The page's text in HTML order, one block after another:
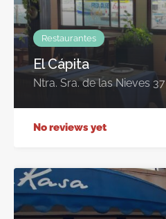
Restaurantes
El Cápita
Ntra. Sra. de las Nieves 37
No reviews yet